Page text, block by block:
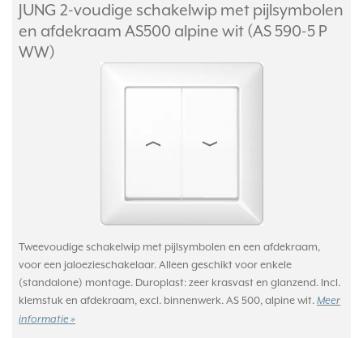
JUNG 2-voudige schakelwip met pijlsymbolen
en afdekraam AS500 alpine wit (AS 590-5 P
WW)
Tweevoudige schakelwip met pijlsymbolen en een afdekraam,
voor een jaloezieschakelaar. Alleen geschikt voor enkele
(standalone) montage. Duroplast: zeer krasvast en glanzend. Incl.
klemstuk en afdekraam, excl. binnenwerk. AS 500, alpine wit. Meer
informatie »